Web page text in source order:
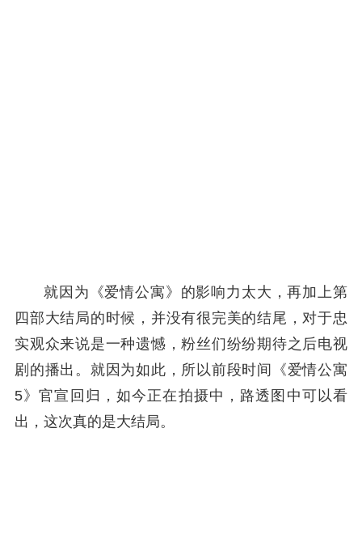
就因为《爱情公寓》的影响力太大，再加上第
四部大结局的时候，并没有很完美的结尾，对于忠
实观众来说是一种遗憾，粉丝们纷纷期待之后电视
剧的播出。就因为如此，所以前段时间《爱情公寓
5》官宣回归，如今正在拍摄中，路透图中可以看
出，这次真的是大结局。